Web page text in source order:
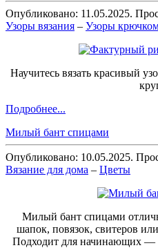
Опубликовано: 11.05.2025.
Узоры вязания – Узоры
Научитесь вязать красивый
Подробнее...
Милый бант спицами
Опубликовано: 10.05.2025.
Вязание для дома – Цветы
Милый бант спицами
шапок, повязок, свитеров
Подходит для начинающих —